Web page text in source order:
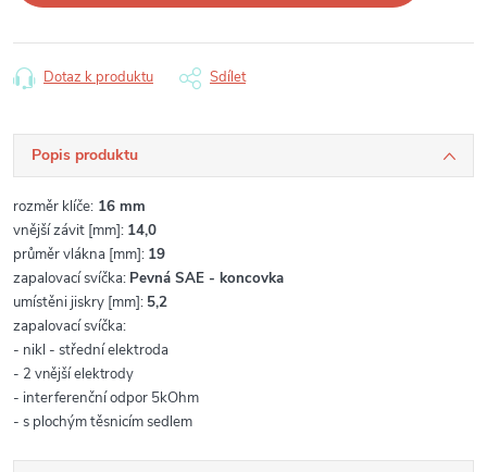
Dotaz k produktu Sdílet
Popis produktu
rozměr klíče: 16 mm
vnější závit [mm]: 14,0
průměr vlákna [mm]: 19
zapalovací svíčka: Pevná SAE - koncovka
umístěni jiskry [mm]: 5,2
zapalovací svíčka:
- nikl - střední elektroda
- 2 vnější elektrody
- interferenční odpor 5kOhm
- s plochým těsnicím sedlem